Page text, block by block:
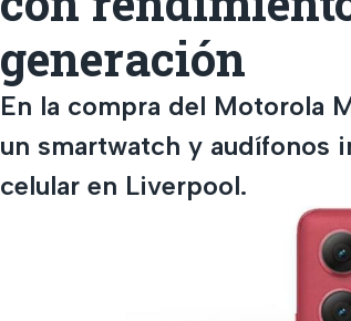
generación
En la compra del Motorola
un smartwatch y audífonos
celular en Liverpool.